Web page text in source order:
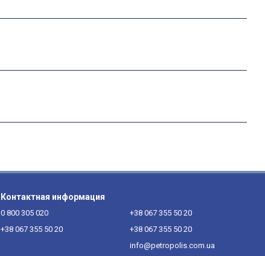
Контактная информация
0 800 305 020
+38 067 355 50 20
+38 067 355 50 20
+38 067 355 50 20
info@petropolis.com.ua